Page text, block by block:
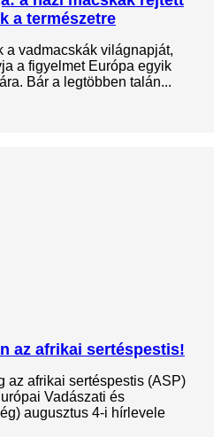
a természetre
a vadmacskák világnapját,
a figyelmet Európa egyik
Bár a legtöbben talán...
az afrikai sertéspestis!
az afrikai sertéspestis (ASP)
Vadászati és
augusztus 4-i hírlevele